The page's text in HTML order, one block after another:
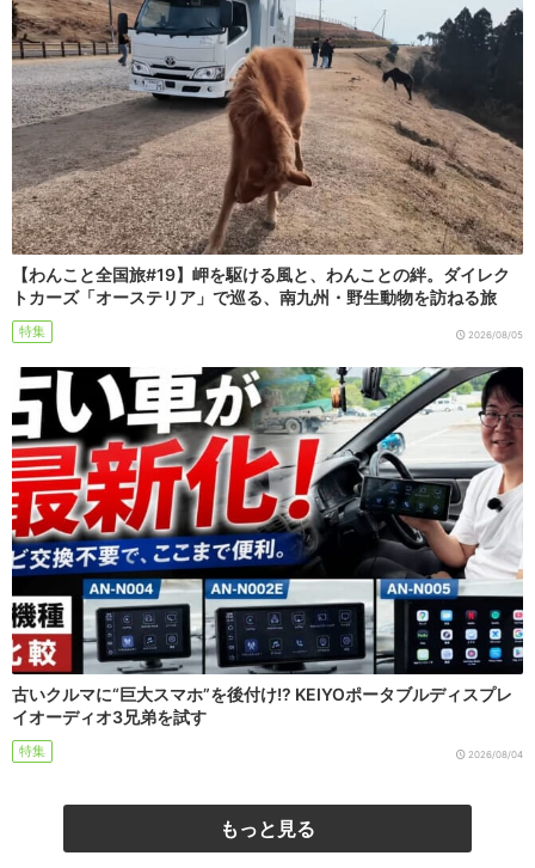
【わんこと全国旅#19】岬を駆ける風と、わんことの絆。ダイレク
トカーズ「オーステリア」で巡る、南九州・野生動物を訪ねる旅
特集 2026/08/05
古いクルマに“巨大スマホ”を後付け!? KEIYOポータブルディスプレ
イオーディオ3兄弟を試す
特集 2026/08/04
もっと見る